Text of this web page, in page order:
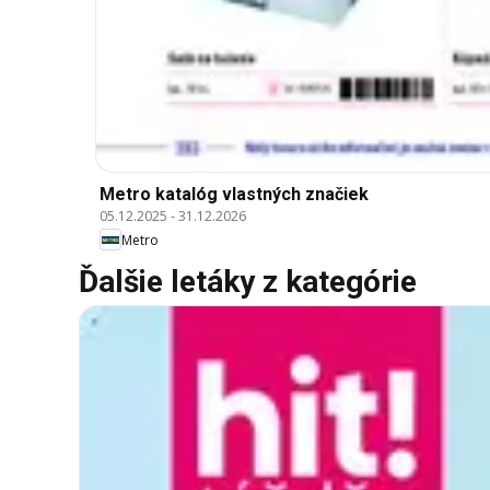
Metro katalóg vlastných značiek
05.12.2025 -31.12.2026
Metro
Ďalšie letáky z kategórie